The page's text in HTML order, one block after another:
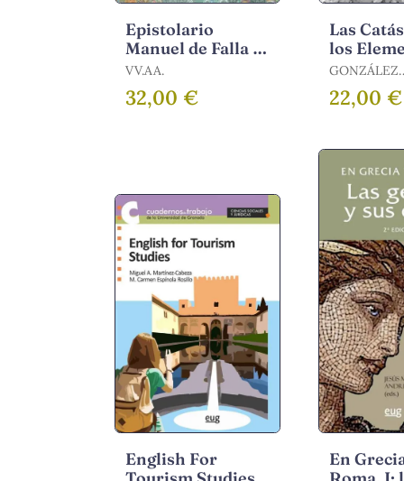
Epistolario
Manuel de Falla -
Wanda
Landowska (1922-
1931)
VV.AA.
32,00 €
Las
los
Historia
GONZÁLEZ
ANTONIO
22,00 €
English For
En